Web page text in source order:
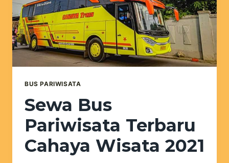
BUS PARIWISATA
Sewa Bus
Pariwisata Terbaru
Cahaya Wisata 2021